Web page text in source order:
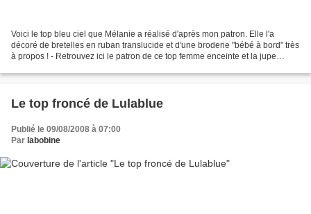
Voici le top bleu ciel que Mélanie a réalisé d'après mon patron. Elle l'a
décoré de bretelles en ruban translucide et d'une broderie "bébé à bord" très
à propos ! - Retrouvez ici le patron de ce top femme enceinte et la jupe
Le top froncé de Lulablue
Publié le 09/08/2008 à 07:00
Par labobine